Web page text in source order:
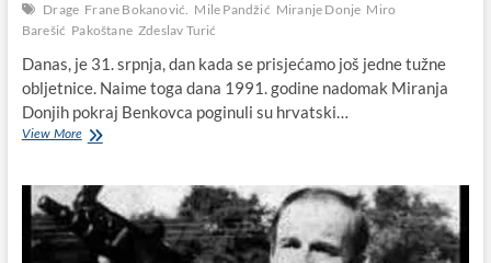
Drage Frane Bokanović. Mile Pandžić Miranje Donje Miro
Barešić Pakoštane Zdeslav Turić
Danas, je 31. srpnja, dan kada se prisjećamo još jedne tužne
obljetnice. Naime toga dana 1991. godine nadomak Miranja
Donjih pokraj Benkovca poginuli su hrvatski…
View MoreMiro
Turić,
Mile
Pandžić